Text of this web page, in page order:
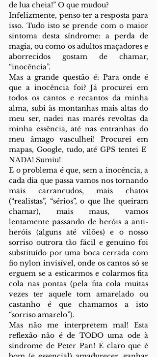
de lua cheia!” O que mudou?
Infelizmente, penso ter a resposta para
isso. Tudo isto se prende com o maior
sintoma desta síndrome: a perda de
magia, ou como os adultos maçadores e
aborrecidos gostam de chamar,
“inocência”.
Mas a grande questão é: Para onde é
que a inocência foi? Já procurei em
todos os cantos e recantos da minha
alma, subi às montanhas mais altas do
meu ser, nadei nas marés revoltas da
minha essência, até nas entranhas do
meu âmago vasculhei! Procurei em
mapas, Google, tudo, até GPS tentei E
NADA! Sumiu!
E o problema é que, sem a inocência, a
cada dia que passa vamos nos tornando
mais carrancudos, mais chatos
(“realistas”, “sérios”, o que lhe queiram
chamar), mais maus, vamos
lentamente passando de heróis a anti-
heróis (alguns até vilões) e o nosso
sorriso outrora tão fácil e genuíno foi
substituído por uma boca cerrada com
fio nylon invisível, onde os cantos só se
erguem se a esticarmos e colarmos fita
cola nas pontas (pela fita cola muitas
vezes ter aquele tom amarelado ou
castanho é que chamamos a isto
“sorriso amarelo”).
Mas não me interpretem mal! Esta
reflexão não é de TODO uma ode à
síndrome de Peter Pan! É claro que é